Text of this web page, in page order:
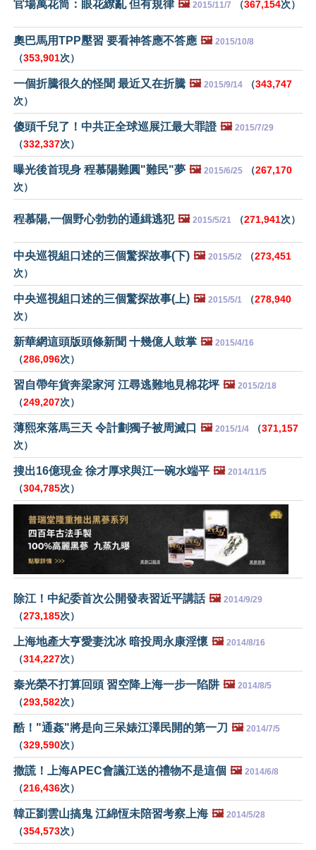
官場萬花筒：眼花繚亂 但有規律 🖼️ 2015/11/7 （367,154次）
奧巴馬用TPP壓習 要看神答應不答應 🖼️ 2015/10/8
（353,901次）
一個折騰很久的怪聞 最近又在折騰 🖼️ 2015/9/14 （343,747
次）
傻頭千兒了！中共正全球巡展江最大罪證 🖼️ 2015/7/29
（332,337次）
曝光後首現身 程慕陽難圓"難民"夢 🖼️ 2015/6/25 （267,170
次）
程慕陽,一個野心勃勃的通緝逃犯 🖼️ 2015/5/21 （271,941次）
中央巡視組口述的三個驚探故事(下) 🖼️ 2015/5/2 （273,451
次）
中央巡視組口述的三個驚探故事(上) 🖼️ 2015/5/1 （278,940
次）
新華網這頭版頭條新聞 十幾億人鼓掌 🖼️ 2015/4/16
（286,096次）
習自帶年貨奔梁家河 江尋逃難地見棉花坪 🖼️ 2015/2/18
（249,207次）
薄熙來落馬三天 令計劃獨子被周滅口 🖼️ 2015/1/4 （371,157
次）
搜出16億現金 徐才厚求與江一碗水端平 🖼️ 2014/11/5
（304,785次）
除江！中紀委首次公開發表習近平講話 🖼️ 2014/9/29
（273,185次）
上海地產大亨愛妻沈冰 暗投周永康淫懷 🖼️ 2014/8/16
（314,227次）
秦光榮不打算回頭 習空降上海一步一陷阱 🖼️ 2014/8/5
（293,582次）
酷！"通姦"將是向三呆婊江澤民開的第一刀 🖼️ 2014/7/5
（329,590次）
撒謊！上海APEC會議江送的禮物不是這個 🖼️ 2014/6/8
（216,436次）
韓正劉雲山搞鬼 江綿恆未陪習考察上海 🖼️ 2014/5/28
（354,573次）